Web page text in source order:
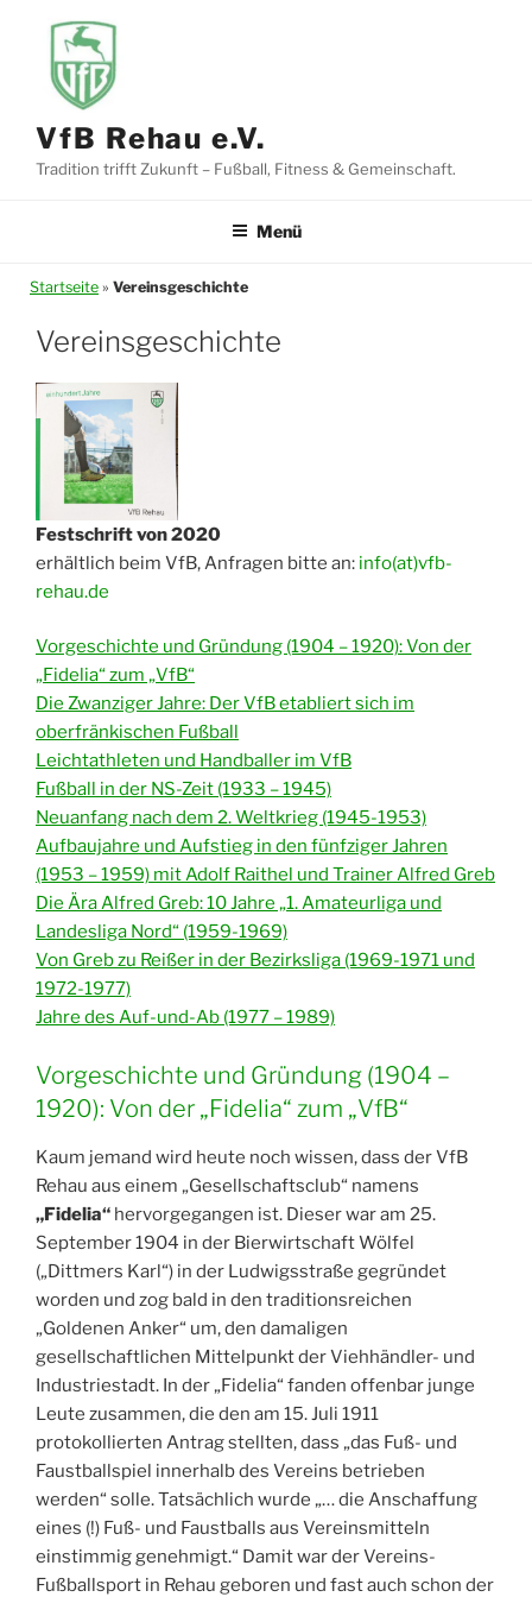
springen
VfB Rehau e.V.
Tradition trifft Zukunft – Fußball, Fitness & Gemeinschaft.
Menü
Startseite » Vereinsgeschichte
Vereinsgeschichte
Festschrift von 2020
erhältlich beim VfB, Anfragen bitte an: info(at)vfb-
rehau.de
Vorgeschichte und Gründung (1904 – 1920): Von der
„Fidelia“ zum „VfB“
Die Zwanziger Jahre: Der VfB etabliert sich im
oberfränkischen Fußball
Leichtathleten und Handballer im VfB
Fußball in der NS-Zeit (1933 – 1945)
Neuanfang nach dem 2. Weltkrieg (1945-1953)
Aufbaujahre und Aufstieg in den fünfziger Jahren
(1953 – 1959) mit Adolf Raithel und Trainer Alfred Greb
Die Ära Alfred Greb: 10 Jahre „1. Amateurliga und
Landesliga Nord“ (1959-1969)
Von Greb zu Reißer in der Bezirksliga (1969-1971 und
1972-1977)
Jahre des Auf-und-Ab (1977 – 1989)
Vorgeschichte und Gründung (1904 –
1920): Von der „Fidelia“ zum „VfB“
Kaum jemand wird heute noch wissen, dass der VfB
Rehau aus einem „Gesellschaftsclub“ namens
„Fidelia“ hervorgegangen ist. Dieser war am 25.
September 1904 in der Bierwirtschaft Wölfel
(„Dittmers Karl“) in der Ludwigsstraße gegründet
worden und zog bald in den traditionsreichen
„Goldenen Anker“ um, den damaligen
gesellschaftlichen Mittelpunkt der Viehhändler- und
Industriestadt. In der „Fidelia“ fanden offenbar junge
Leute zusammen, die den am 15. Juli 1911
protokollierten Antrag stellten, dass „das Fuß- und
Faustballspiel innerhalb des Vereins betrieben
werden“ solle. Tatsächlich wurde „… die Anschaffung
eines (!) Fuß- und Faustballs aus Vereinsmitteln
einstimmig genehmigt.“ Damit war der Vereins-
Fußballsport in Rehau geboren und fast auch schon der